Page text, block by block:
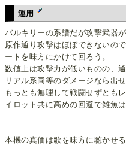
運用
バルキリーの系譜だが攻撃武器
原作通り攻撃はほぼできないの
ートを味方にかけて回ろう。
数値上は攻撃力が低いものの、
リアル系同等のダメージなら出せ
もっとも無理して戦闘せずとも
イロット共に高めの回避で雑魚は
本機の真価は歌を味方に聴かせ